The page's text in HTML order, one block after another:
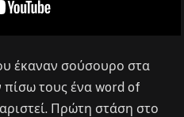
έκαναν σούσουρο στα
πίσω τους ένα word of
Πρώτη στάση στο